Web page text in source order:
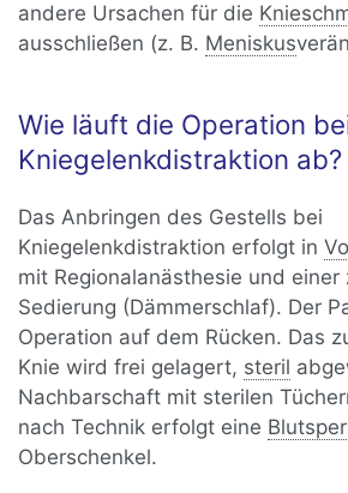
andere Ursachen für die
ausschließen (z. B. Meniskus
Wie läuft die Operation
Kniegelenkdistraktion ab?
Das Anbringen des Gestells bei
Kniegelenkdistraktion erfolgt in
mit Regionalanästhesie und einer
Sedierung (Dämmerschlaf). Der
Operation auf dem Rücken. Das
Knie wird frei gelagert, steril
Nachbarschaft mit sterilen
nach Technik erfolgt eine
Oberschenkel.